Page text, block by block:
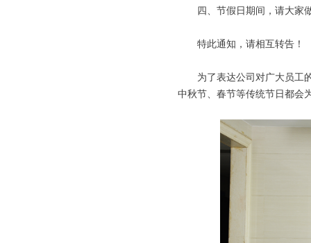
四、节假日期间，请大家做
特此通知，请相互转告！
为了表达公司对广大员工的
中秋节、春节等传统节日都会